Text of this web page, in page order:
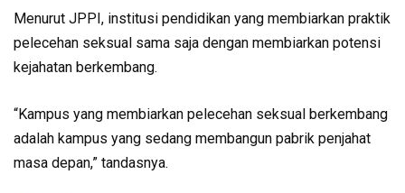
Menurut JPPI, institusi pendidikan yang membiarkan praktik
pelecehan seksual sama saja dengan membiarkan potensi
kejahatan berkembang.
“Kampus yang membiarkan pelecehan seksual berkembang
adalah kampus yang sedang membangun pabrik penjahat
masa depan,” tandasnya.